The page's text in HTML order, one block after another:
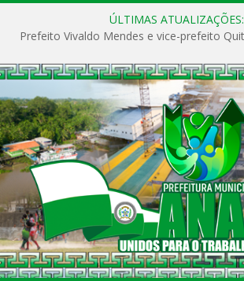
ÚLTIMAS ATUALIZAÇÕES: